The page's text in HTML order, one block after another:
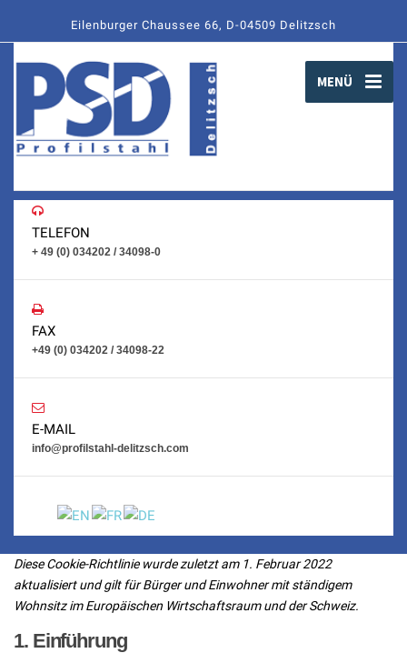
Eilenburger Chaussee 66, D-04509 Delitzsch
MENÜ
TELEFON
+ 49 (0) 034202 / 34098-0
FAX
+49 (0) 034202 / 34098-22
E-MAIL
info@profilstahl-delitzsch.com
Diese Cookie-Richtlinie wurde zuletzt am 1. Februar 2022
aktualisiert und gilt für Bürger und Einwohner mit ständigem
Wohnsitz im Europäischen Wirtschaftsraum und der Schweiz.
1. Einführung